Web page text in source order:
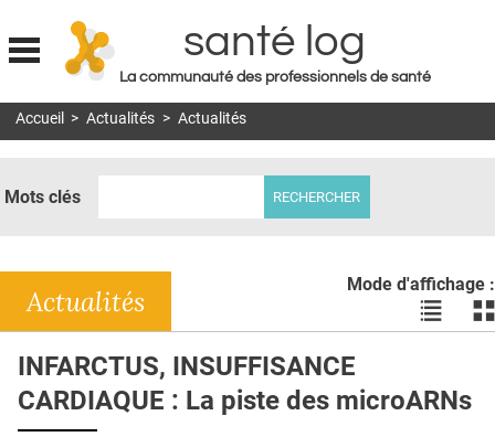
Jump to navigation
santé log
La communauté des professionnels de santé
MON COMPTE
DOSSIERS
RÉSEAUX
E-REVUE SAD
Accueil > Actualités > Actualités
Mots clés
Mode d'affichage :
Voir
les
liste
les
Actualités
INFARCTUS, INSUFFISANCE
CARDIAQUE : La piste des microARNs